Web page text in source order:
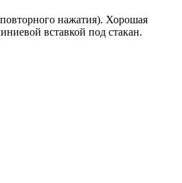
нажатия). Хорошая
вставкой под стакан.